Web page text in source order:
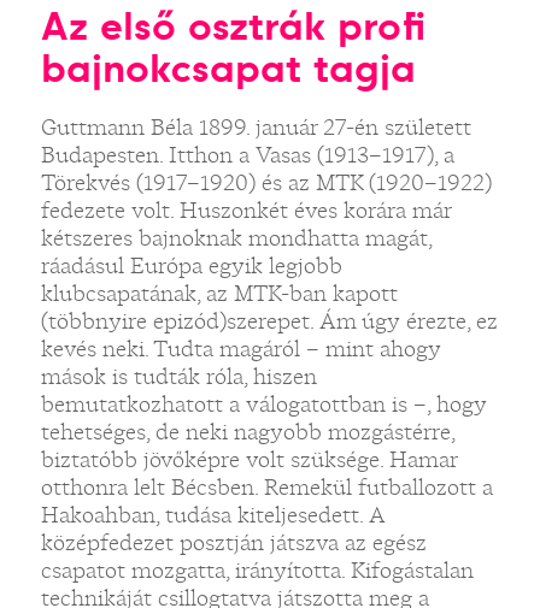
Az első osztrák profi
bajnokcsapat tagja
Guttmann Béla 1899. január 27-én született
Budapesten. Itthon a Vasas (1913–1917), a
Törekvés (1917–1920) és az MTK (1920–1922)
fedezete volt. Huszonkét éves korára már
kétszeres bajnoknak mondhatta magát,
ráadásul Európa egyik legjobb
klubcsapatának, az MTK-ban kapott
(többnyire epizód)szerepet. Ám úgy érezte, ez
kevés neki. Tudta magáról – mint ahogy
mások is tudták róla, hiszen
bemutatkozhatott a válogatottban is –, hogy
tehetséges, de neki nagyobb mozgástérre,
biztatóbb jövőképre volt szüksége. Hamar
otthonra lelt Bécsben. Remekül futballozott a
Hakoahban, tudása kiteljesedett. A
középfedezet posztján játszva az egész
csapatot mozgatta, irányította. Kifogástalan
technikáját csillogtatva játszotta meg a